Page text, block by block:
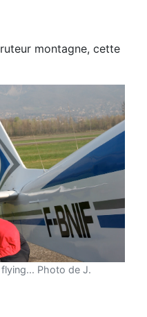
montagne, cette
Photo de J.